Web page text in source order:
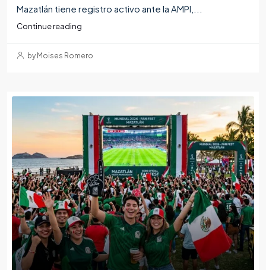
Mazatlán tiene registro activo ante la AMPI,...
Continue reading
by Moises Romero